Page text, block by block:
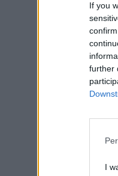
If you
further
I